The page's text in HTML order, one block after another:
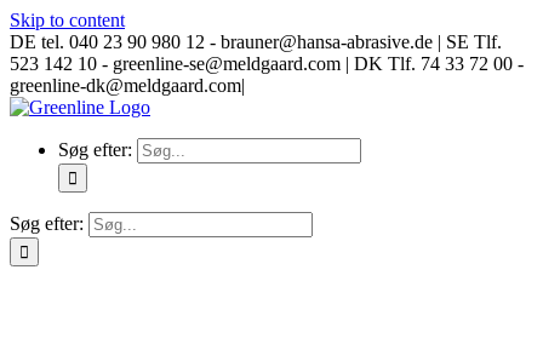
Skip to content
DE tel. 040 23 90 980 12 - brauner@hansa-abrasive.de | SE Tlf.
523 142 10 - greenline-se@meldgaard.com | DK Tlf. 74 33 72 00 -
greenline-dk@meldgaard.com|
Søg efter:
Søg efter: